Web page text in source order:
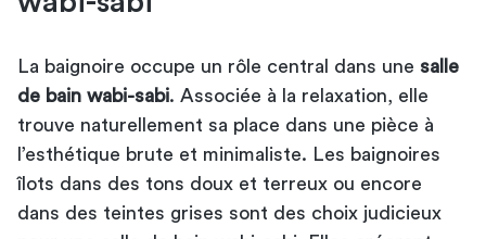
La baignoire occupe un rôle central dans une salle
de bain wabi-sabi. Associée à la relaxation, elle
trouve naturellement sa place dans une pièce à
l’esthétique brute et minimaliste. Les baignoires
îlots dans des tons doux et terreux ou encore
dans des teintes grises sont des choix judicieux